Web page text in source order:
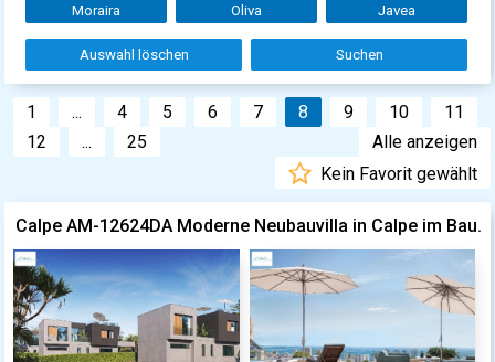
Moraira Oliva Javea
Auswahl löschen Suchen
1 ... 4 5 6 7 8 9 10
11
12
... 25
Alle anzeigen
Kein Favorit gewählt
Calpe AM-12624DA Moderne Neubauvilla in Calpe im Bau.